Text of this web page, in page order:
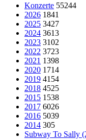
Konzerte 55244
2026 1841
2025 3427
2024 3613
2023 3102
2022 3723
2021 1398
2020 1714
2019 4154
2018 4525
2015 1538
2017 6026
2016 5039
2014 305
Subway To Sally